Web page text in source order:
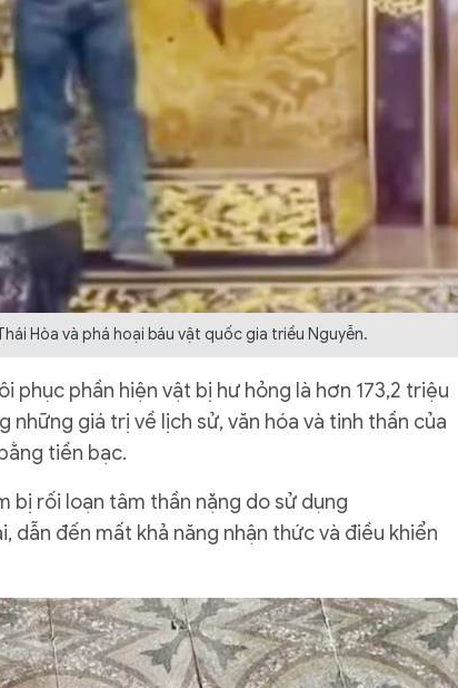
Hòa và phá hoại báu vật quốc gia triều Nguyễn.
phục phần hiện vật bị hư hỏng là hơn 173,2 triệu
những giá trị về lịch sử, văn hóa và tinh thần của
tiền bạc.
bị rối loạn tâm thần nặng do sử dụng
đến mất khả năng nhận thức và điều khiển